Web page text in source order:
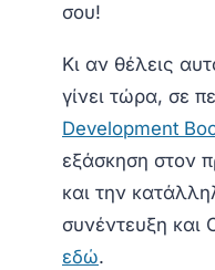
σου!
Κι αν θέλεις
γίνει τώρα, σε
Development
εξάσκηση στον
και την
συνέντευξη και
εδώ.